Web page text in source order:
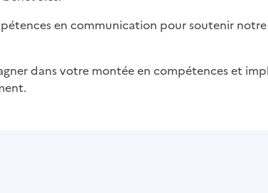
en communication pour soutenir
dans votre montée en compétences et